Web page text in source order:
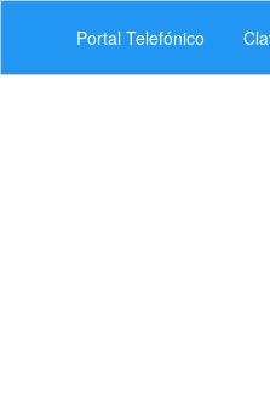
Portal Telefónico